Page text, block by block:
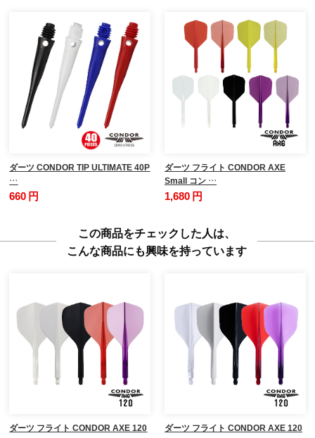
ダーツ CONDOR TIP ULTIMATE 40P
…
660 円
ダーツ フライト CONDOR AXE
Small コン …
1,680 円
この商品をチェックした人は、
こんな商品にも興味を持っています
ダーツ フライト CONDOR AXE 120
ダーツ フライト CONDOR AXE 120